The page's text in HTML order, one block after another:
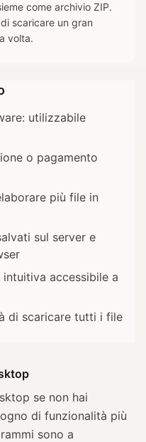
come archivio ZIP.
scaricare un gran
volta.
utilizzabile
o pagamento
più file in
sul server e
accessibile a
di scaricare tutti i file
se non hai
di funzionalità più
sono a